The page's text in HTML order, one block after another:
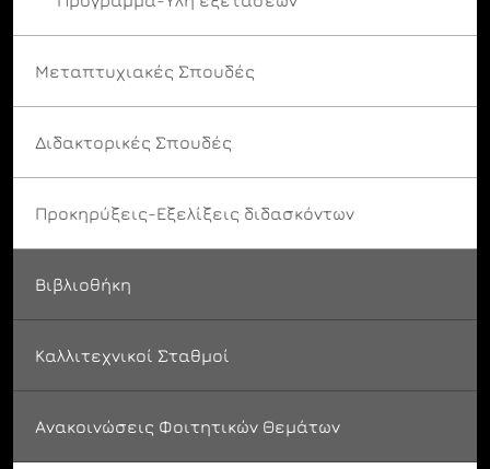
Μεταπτυχιακές Σπουδές
Διδακτορικές Σπουδές
Προκηρύξεις-Εξελίξεις διδασκόντων
Βιβλιοθήκη
Καλλιτεχνικοί Σταθμοί
Ανακοινώσεις Φοιτητικών Θεμάτων